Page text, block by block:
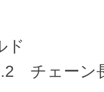
ド
チェーン